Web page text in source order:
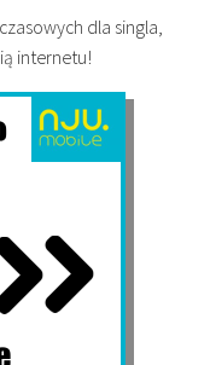
dla singla,
internetu!